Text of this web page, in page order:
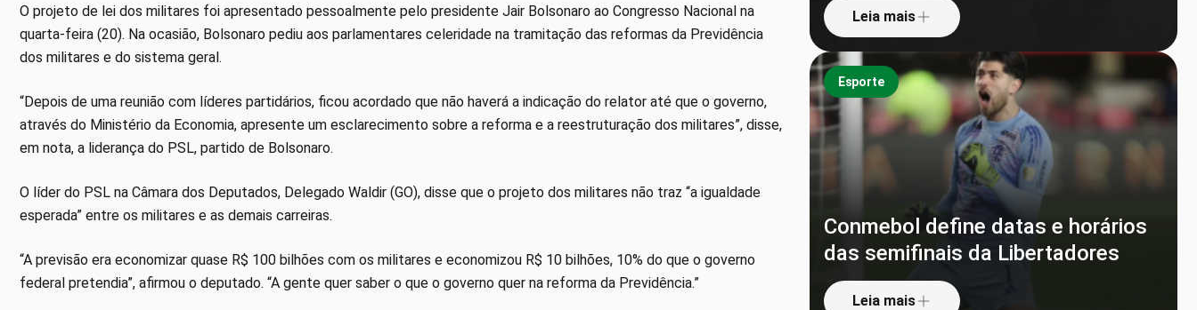
O projeto de lei dos militares foi apresentado pessoalmente pelo presidente Jair Bolsonaro ao Congresso Nacional na
quarta-feira (20). Na ocasião, Bolsonaro pediu aos parlamentares celeridade na tramitação das reformas da Previdência
dos militares e do sistema geral.
“Depois de uma reunião com líderes partidários, ficou acordado que não haverá a indicação do relator até que o governo,
através do Ministério da Economia, apresente um esclarecimento sobre a reforma e a reestruturação dos militares”, disse,
em nota, a liderança do PSL, partido de Bolsonaro.
O líder do PSL na Câmara dos Deputados, Delegado Waldir (GO), disse que o projeto dos militares não traz “a igualdade
esperada” entre os militares e as demais carreiras.
“A previsão era economizar quase R$ 100 bilhões com os militares e economizou R$ 10 bilhões, 10% do que o governo
federal pretendia”, afirmou o deputado. “A gente quer saber o que o governo quer na reforma da Previdência.”
Leia mais
Esporte
Conmebol define datas e horários
das semifinais da Libertadores
Leia mais